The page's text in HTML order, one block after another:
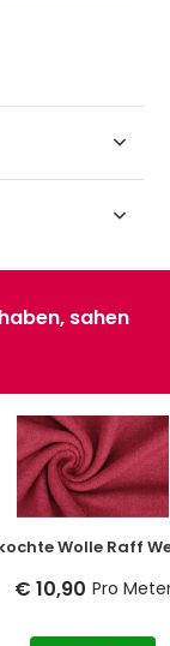
sahen
Wolle Raff
€ 10,90 Pro